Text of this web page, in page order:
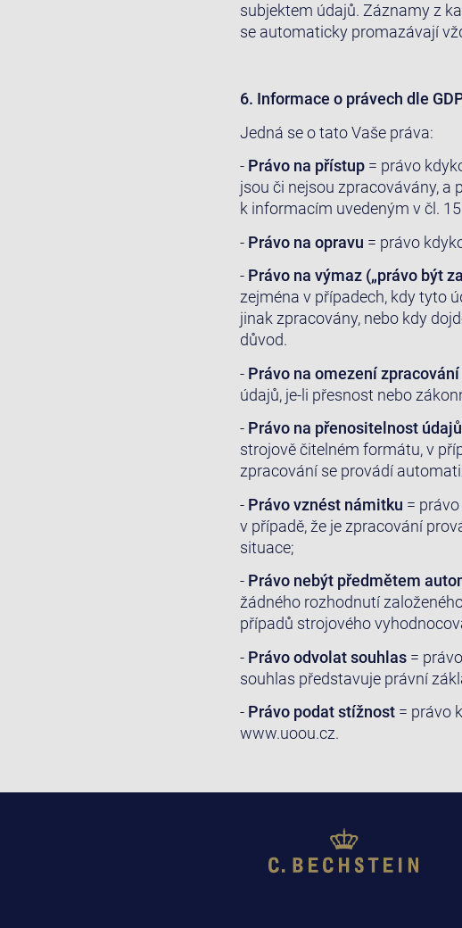
subjektem údajů. Záznamy z
se automaticky promazávají
6. Informace o právech dle
Jedná se o tato Vaše práva:
- Právo na přístup = právo
jsou či nejsou zpracovávány,
k informacím uvedeným v čl. 15
- Právo na opravu = právo
- Právo na výmaz („právo být
zejména v případech, kdy tyto
jinak zpracovány, nebo kdy
důvod.
- Právo na omezení zpracování
údajů, je-li přesnost nebo
- Právo na přenositelnost údajů
strojově čitelném formátu, v
zpracování se provádí
- Právo vznést námitku =
v případě, že je zpracování
situace;
- Právo nebýt předmětem
žádného rozhodnutí
případů strojového
- Právo odvolat souhlas=
souhlas představuje právní
- Právo podat stížnost= právo
www.uoou.cz.